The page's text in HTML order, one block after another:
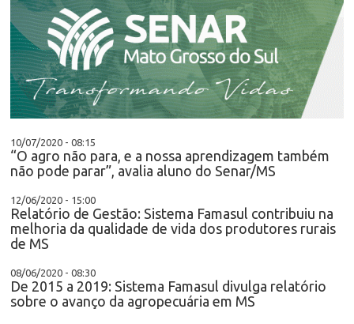
10/07/2020 - 08:15
“O agro não para, e a nossa aprendizagem também
não pode parar”, avalia aluno do Senar/MS
12/06/2020 - 15:00
Relatório de Gestão: Sistema Famasul contribuiu na
melhoria da qualidade de vida dos produtores rurais
de MS
08/06/2020 - 08:30
De 2015 a 2019: Sistema Famasul divulga relatório
sobre o avanço da agropecuária em MS